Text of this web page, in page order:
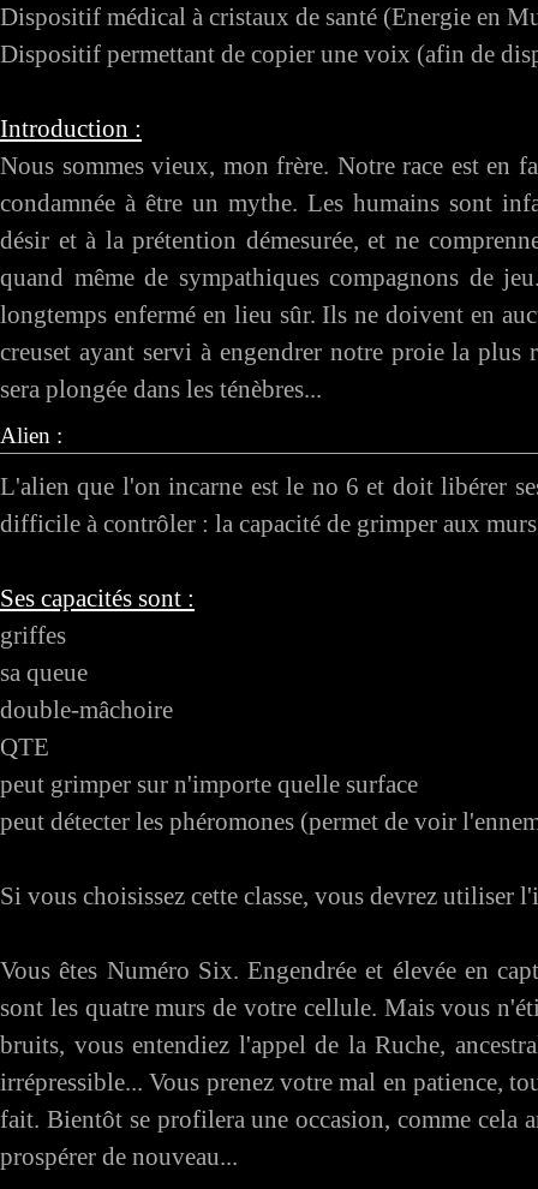
Dispositif médical à cristaux de santé (Energie en
Dispositif permettant de copier une voix (afin de
Introduction :
Nous sommes vieux, mon frère. Notre race est en
condamnée à être un mythe. Les humains sont
désir et à la prétention démesurée, et ne
quand même de sympathiques compagnons de
longtemps enfermé en lieu sûr. Ils ne doivent en
creuset ayant servi à engendrer notre proie la plus
sera plongée dans les ténèbres...
Alien :
L'alien que l'on incarne est le no 6 et doit libérer
difficile à contrôler : la capacité de grimper aux
Ses capacités sont :
griffes
sa queue
double-mâchoire
QTE
peut grimper sur n'importe quelle surface
peut détecter les phéromones (permet de voir
Si vous choisissez cette classe, vous devrez
Vous êtes Numéro Six. Engendrée et élevée en
sont les quatre murs de votre cellule. Mais vous
bruits, vous entendiez l'appel de la Ruche,
irrépressible... Vous prenez votre mal en patience,
fait. Bientôt se profilera une occasion, comme cela
prospérer de nouveau...